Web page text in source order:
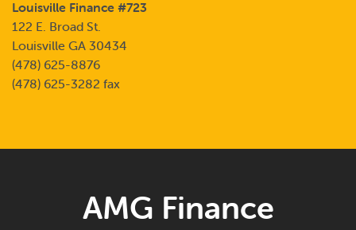
Louisville Finance #723
122 E. Broad St.
Louisville GA 30434
(478) 625-8876
(478) 625-3282 fax
AMG Finance